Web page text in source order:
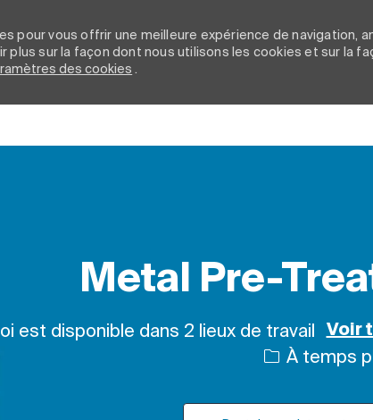
pour vous offrir une meilleure expérience de navigation,
plus sur la façon dont nous utilisons les cookies et sur la
des cookies .
Metal Pre-
est disponible dans 2 lieux de travail Voir
Type d’emploi
À temps